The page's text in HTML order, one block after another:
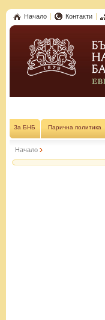
Начало Контакти
За БНБ Парична политика
Начало